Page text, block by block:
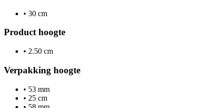
• 30 cm
Product hoogte
• 2.50 cm
Verpakking hoogte
• 53 mm
• 25 cm